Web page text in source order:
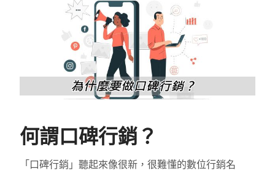
何謂口碑行銷？
「口碑行銷」聽起來像很新，很難懂的數位行銷名